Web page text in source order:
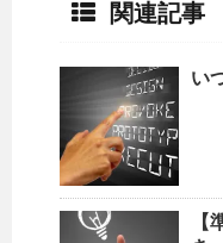
関連記事
い
【